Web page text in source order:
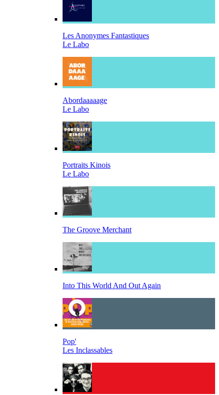
Les Anonymes Fantastiques
Le Labo
Abordaaaaage
Le Labo
Portraits Kinois
Le Labo
The Groove Merchant
Into This World And Out Again
Pop'
Les Inclassables